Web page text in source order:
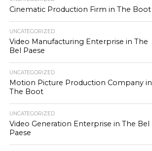
Cinematic Production Firm in The Boot
UNCATEGORIZED
Video Manufacturing Enterprise in The
Bel Paese
UNCATEGORIZED
Motion Picture Production Company in
The Boot
UNCATEGORIZED
Video Generation Enterprise in The Bel
Paese